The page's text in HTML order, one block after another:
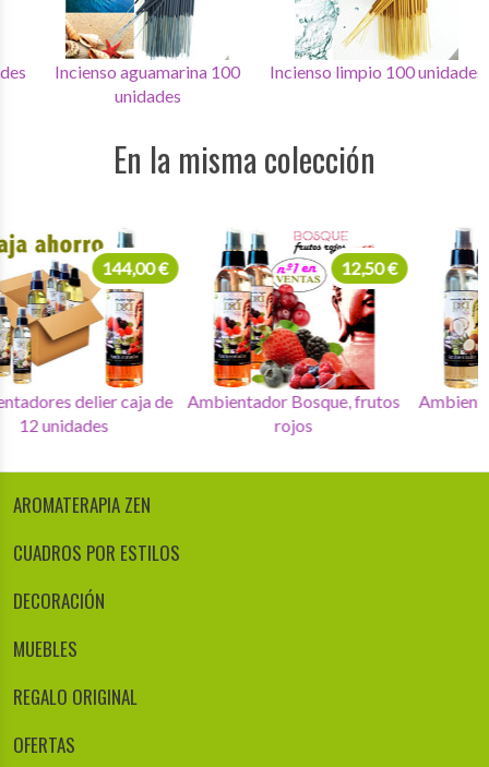
Incienso aguamarina 100
unidades
Incienso limpio 100 unidades
En la misma colección
Ambientadores delier caja de
12 unidades
144,00 €
Ambientador Bosque, frutos
12,50 €
AROMATERAPIA ZEN
CUADROS POR ESTILOS
DECORACIÓN
MUEBLES
REGALO ORIGINAL
OFERTAS